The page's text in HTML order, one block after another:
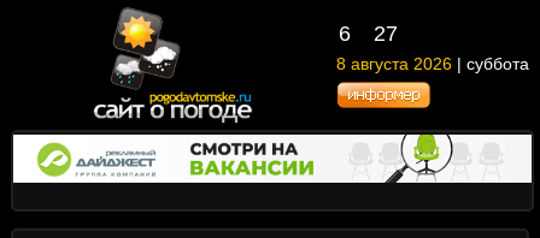
6 27
8 августа 2026 | суббота